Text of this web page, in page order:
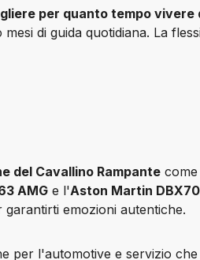
per quanto tempo vivere
di guida quotidiana. La
del Cavallino Rampante
AMG e l'Aston Martin
garantirti emozioni autentiche.